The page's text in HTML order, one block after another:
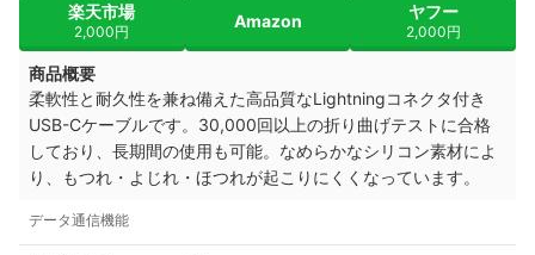
楽天市場
2,000円
Amazon ヤフー
2,000円
商品概要
柔軟性と耐久性を兼ね備えた高品質なLightningコネクタ付き
USB-Cケーブルです。30,000回以上の折り曲げテストに合格
しており、長期間の使用も可能。なめらかなシリコン素材によ
り、もつれ・よじれ・ほつれが起こりにくくなっています。
データ通信機能